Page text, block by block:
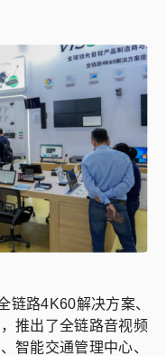
链路4K60解决方案、
推出了全链路音视频
智能交通管理中心、